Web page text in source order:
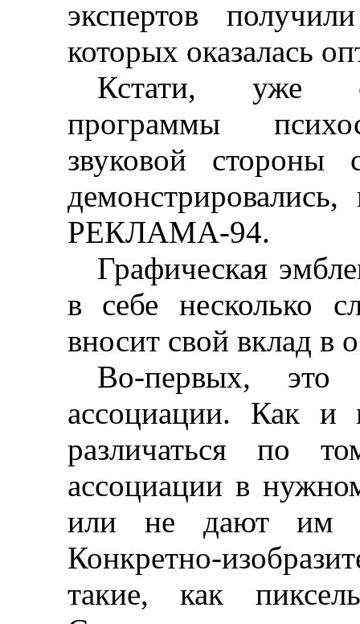
экспертов
которых оказалась
Кстати, уже
программы
звуковой стороны
РЕКЛАМА-94.
Графическая
в себе несколько
вносит свой вклад в
Во-первых, это
ассоциации. Как и
различаться по
ассоциации в
или не дают им
Конкретно-
такие, как